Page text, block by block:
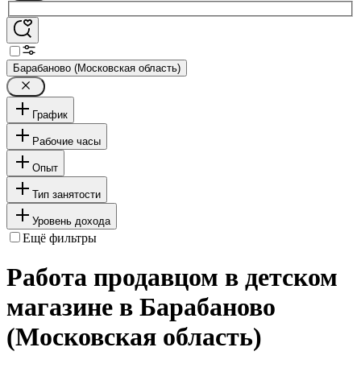
Барабаново (Московская область)
График
Рабочие часы
Опыт
Тип занятости
Уровень дохода
Ещё фильтры
Работа продавцом в детском
магазине в Барабаново
(Московская область)